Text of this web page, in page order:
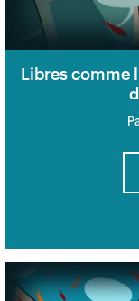
Libres comme